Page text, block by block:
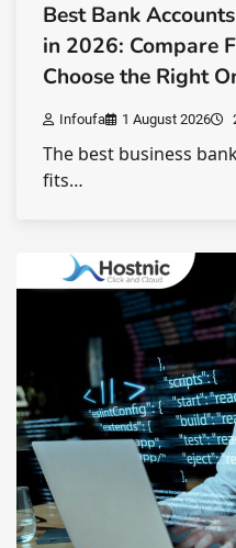
Best Bank
in 2026: Compare
Choose the Right
Infoufa 1 August 2026
The best business
fits…